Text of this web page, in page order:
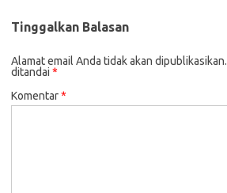
Tinggalkan Balasan
Alamat email Anda tidak akan dipublikasikan.
ditandai *
Komentar*